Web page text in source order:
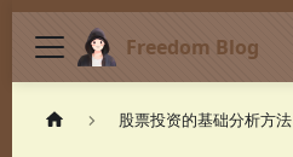
Freedom Blog
股票投资的基础分析方法